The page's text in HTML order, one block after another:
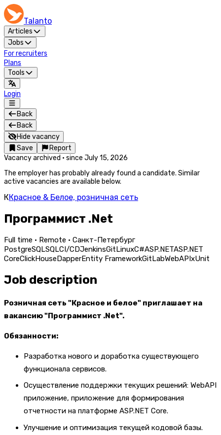
Talanto
Articles
Jobs
For recruiters
Plans
Tools
Login
Back
Back
Hide vacancy
Save
Report
Vacancy archived · since July 15, 2026
The employer has probably already found a candidate. Similar
active vacancies are available below.
ККрасное & Белое, розничная сеть
Программист .Net
Full time · Remote · Санкт-Петербург
PostgreSQLSQLCI/CDJenkinsGitLinuxC#ASP.NETASP.NET
CoreClickHouseDapperEntity FrameworkGitLabWebAPIxUnit
Job description
Розничная сеть "Красное и белое" приглашает на
вакансию "Программист .Net".
Обязанности:
Разработка нового и доработка существующего
функционала сервисов.
Осуществление поддержки текущих решений: WebAPI
приложение, приложение для формирования
отчетности на платформе ASP.NET Core.
Улучшение и оптимизация текущей кодовой базы.